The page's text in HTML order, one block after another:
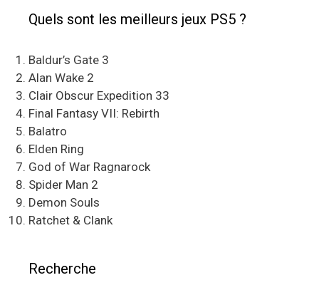
Quels sont les meilleurs jeux PS5 ?
Baldur’s Gate 3
Alan Wake 2
Clair Obscur Expedition 33
Final Fantasy VII: Rebirth
Balatro
Elden Ring
God of War Ragnarock
Spider Man 2
Demon Souls
Ratchet & Clank
Recherche